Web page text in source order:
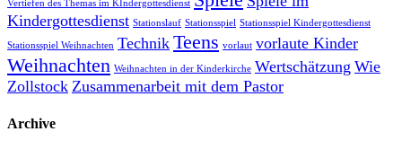
Vertiefen des Themas im KIndergottesdienst
Kindergottesdienst Stationslauf Stationsspiel Stationsspiel Kindergottesdienst
Stationsspiel Weihnachten Technik Teens vorlaut vorlaute Kinder
Weihnachten Weihnachten in der Kinderkirche Wertschätzung Wie
Zollstock Zusammenarbeit mit dem Pastor
Archive